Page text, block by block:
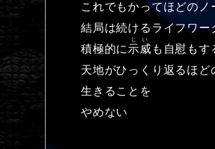
これでもかってほどのノ
結局は続けるライフワー
積極的に 示威
じい
も自慰もす
天地がひっくり返るほど
生きることを
やめない